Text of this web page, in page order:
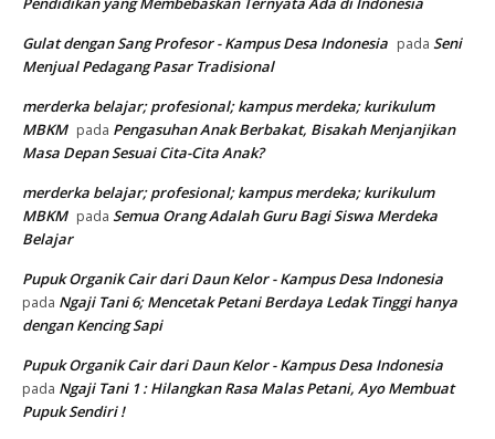
Gulat dengan Sang Profesor - Kampus Desa Indonesia pada Seni
Menjual Pedagang Pasar Tradisional
merderka belajar; profesional; kampus merdeka; kurikulum
MBKM pada Pengasuhan Anak Berbakat, Bisakah Menjanjikan
Masa Depan Sesuai Cita-Cita Anak?
merderka belajar; profesional; kampus merdeka; kurikulum
MBKM pada Semua Orang Adalah Guru Bagi Siswa Merdeka
Belajar
Pupuk Organik Cair dari Daun Kelor - Kampus Desa Indonesia
pada Ngaji Tani 6; Mencetak Petani Berdaya Ledak Tinggi hanya
dengan Kencing Sapi
Pupuk Organik Cair dari Daun Kelor - Kampus Desa Indonesia
pada Ngaji Tani 1 : Hilangkan Rasa Malas Petani, Ayo Membuat
Pupuk Sendiri !